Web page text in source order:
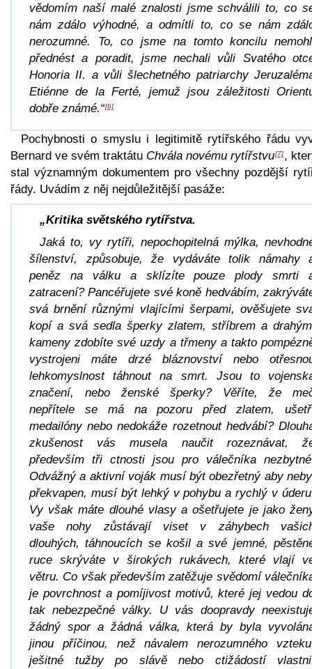
vědomím naší malé znalosti jsme schválili to, co
nám zdálo výhodné, a odmítli to, co se nám
nerozumné. To, co jsme na tomto koncilu
přednést a poradit, jsme nechali vůli Svatého
Honoria II. a vůli šlechetného patriarchy
Etiénne de la Ferté, jemuž jsou záležitosti
dobře známé.“[6]
Pochybnosti o smyslu i legitimitě rytířského řádu
Bernard ve svém traktátu Chvála novému rytířstvu[7],
stal významným dokumentem pro všechny pozdější
řády. Uvádím z něj nejdůležitější pasáže:
„Kritika světského rytířstva.
Jaká to, vy rytíři, nepochopitelná mýlka,
šílenství, způsobuje, že vydáváte tolik námahy
peněz na válku a sklízíte pouze plody smrti
zatracení? Pancéřujete své koně hedvábím,
svá brnění různými vlajícími šerpami, ověšujete
kopí a svá sedla šperky zlatem, stříbrem a
kameny zdobíte své uzdy a třmeny a takto
vystrojeni máte drzé bláznovství nebo
lehkomyslnost táhnout na smrt. Jsou to
značení, nebo ženské šperky? Věříte, že
nepřítele se má na pozoru před zlatem,
medailóny nebo nedokáže rozetnout hedvábí?
zkušenost vás musela naučit rozeznávat,
především tři ctnosti jsou pro válečníka
Odvážný a aktivní voják musí být obezřetný aby
překvapen, musí být lehký v pohybu a rychlý v
Vy však máte dlouhé vlasy a ošetřujete je jako
vaše nohy zůstávají viset v záhybech
dlouhých, táhnoucích se košil a své jemné,
ruce skrýváte v širokých rukávech, které vlají
větru. Co však především zatěžuje svědomí
je povrchnost a pomíjivost motivů, které jej vedou
tak nebezpečné války. U vás doopravdy
žádný spor a žádná válka, která by byla
jinou příčinou, než návalem nerozumného
ješitné tužby po slávě nebo ctižádostí